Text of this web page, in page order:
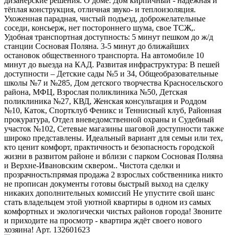
тёплая конструкция, отличная звуко- и теплоизоляция.
Ухоженная парадная, чистый подъезд, доброжелательные
соседи, консьерж, нет постороннего шума, свое ТСЖ,.
Удобная транспортная доступность: 5 минут пешком до ж/д
станции Сосновая Поляна. 3-5 минут до ближайших
остановок общественного транспорта. На автомобиле 10
минут до выезда на КАД. Развитая инфраструктура: В пешей
доступности – Детские сады №5 и 34, Общеобразовательные
школы №7 и №285, Дом детского творчества Красносельского
района, МФЦ, Взрослая поликлиника №50, Детская
поликлиника №27, КВД, Женская консультация и Роддом
№10, Каток, Спортклуб Феникс и Теннисный клуб, Районная
прокуратура, Отдел вневедомственной охраны и Судебный
участок №102, Сетевые магазины шаговой доступности также
широко представлены. Идеальный вариант для семьи или тех,
кто ценит комфорт, практичность и безопасность городской
жизни в развитом районе и вблизи с парком Сосновая Поляна
и Верхне-Ивановским сквером.. Чистота сделки и
прозрачность:прямая продажа 2 взрослых собственника никто
не прописан документы готовы быстрый выход на сделку
никаких дополнительных комиссий Не упустите свой шанс
стать владельцем этой уютной квартиры в одном из самых
комфортных и экологически чистых районов города! Звоните
и приходите на просмотр - квартира ждёт своего нового
хозяина! Арт. 132601623